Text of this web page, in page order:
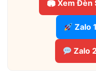
🏟 Xem Đèn
Zalo
Zalo